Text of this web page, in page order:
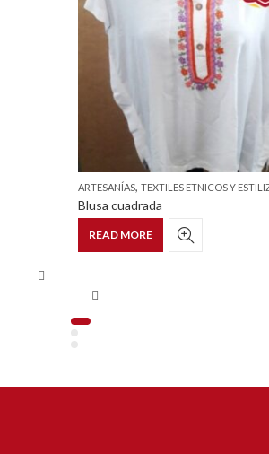
ARTESANÍAS, TEXTILES ETNICOS Y
Blusa cuadrada
READ MORE